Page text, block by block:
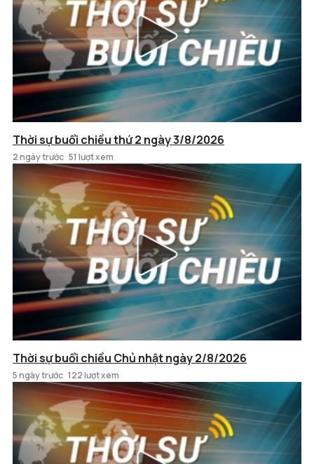
Thời sự buổi chiều thứ 2 ngày 3/8/2026
2 ngày trước 51 lượt xem
Thời sự buổi chiều Chủ nhật ngày 2/8/2026
5 ngày trước 122 lượt xem